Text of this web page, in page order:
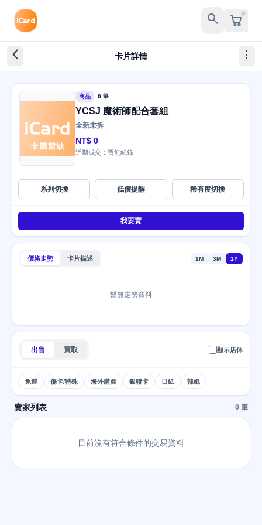
search
arrow_back_ios_new 卡片詳情 more_vert
商品 0 筆
YCSJ 魔術師配合套組
全新未拆
NT$ 0
近期成交：暫無紀錄
系列切換 低價提醒 稀有度切換
我要賣
價格走勢 卡片描述 1M 3M 1Y
暫無走勢資料
出售 買取 顯示店休
免運 傷卡/特殊 海外購買 銀聯卡 日紙 韓紙
賣家列表 0 筆
目前沒有符合條件的交易資料